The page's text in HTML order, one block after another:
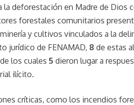
deforestación en Madre de Dios
forestales comunitarios
y cultivos vinculados a la
jurídico de FENAMAD, 8 de estas
los cuales 5 dieron lugar a
ilícito.
críticas, como los incendios